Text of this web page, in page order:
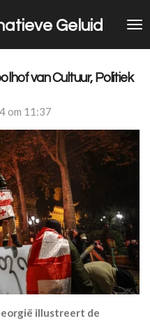
Geluid
van Cultuur, Politiek
om 11:37
illustreert de